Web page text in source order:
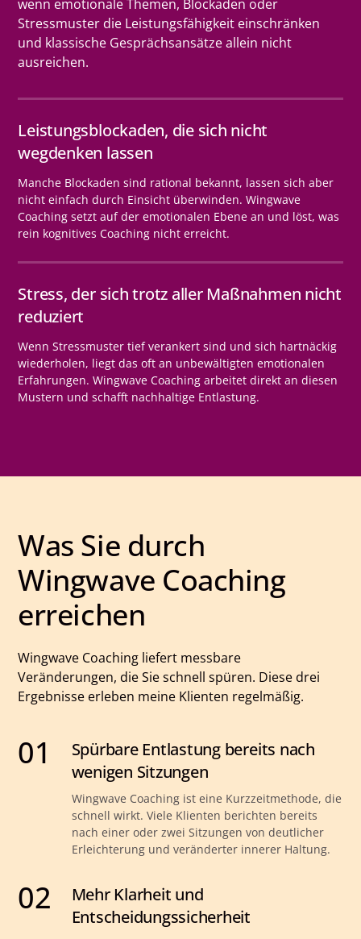
wenn emotionale Themen, Blockaden oder
Stressmuster die Leistungsfähigkeit einschränken
und klassische Gesprächsansätze allein nicht
ausreichen.
Leistungsblockaden, die sich nicht
wegdenken lassen
Manche Blockaden sind rational bekannt, lassen sich aber
nicht einfach durch Einsicht überwinden. Wingwave
Coaching setzt auf der emotionalen Ebene an und löst, was
rein kognitives Coaching nicht erreicht.
Stress, der sich trotz aller Maßnahmen nicht
reduziert
Wenn Stressmuster tief verankert sind und sich hartnäckig
wiederholen, liegt das oft an unbewältigten emotionalen
Erfahrungen. Wingwave Coaching arbeitet direkt an diesen
Mustern und schafft nachhaltige Entlastung.
Was Sie durch
Wingwave Coaching
erreichen
Wingwave Coaching liefert messbare
Veränderungen, die Sie schnell spüren. Diese drei
Ergebnisse erleben meine Klienten regelmäßig.
01
Spürbare Entlastung bereits nach
wenigen Sitzungen
Wingwave Coaching ist eine Kurzzeitmethode, die
schnell wirkt. Viele Klienten berichten bereits
nach einer oder zwei Sitzungen von deutlicher
Erleichterung und veränderter innerer Haltung.
02
Mehr Klarheit und
Entscheidungssicherheit